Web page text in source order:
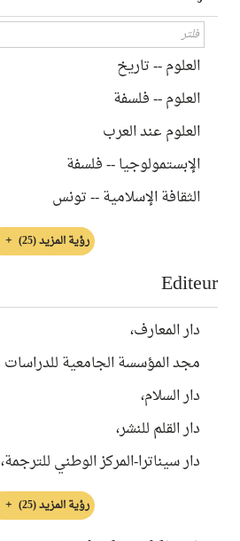
العلوم -- تاريخ
العلوم -- فلسفة
العلوم عند العرب
الإبستمولوجيا -- فلسفة
الثقافة الإسلامية‏ -- ‏تونس
رؤية المزيد(25)
Editeur
دار المعارف،
مجد المؤسسة الجامعية للدراسات
دار السلام،
دار القلم للنشر،
دار سيناترا-المركز الوطني للترجمة،
رؤية المزيد(25)